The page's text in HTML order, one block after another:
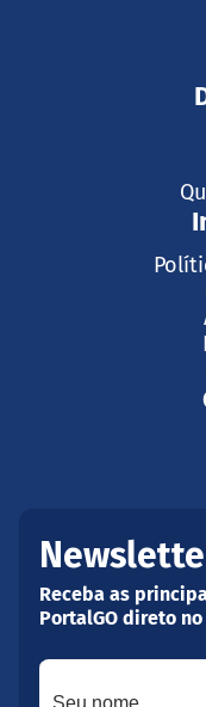
Receba as
PortalGO direto
Seu nome